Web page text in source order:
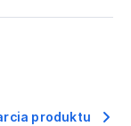
produktu